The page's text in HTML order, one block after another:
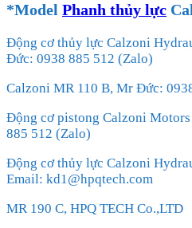
*Model Phanh thủy lực
Động cơ thủy lực Calzoni
Đức: 0938 885 512 (Zalo)
Calzoni MR 110 B, Mr Đức:
Động cơ pistong Calzoni
885 512 (Zalo)
Động cơ thủy lực Calzoni
Email: kd1@hpqtech.com
MR 190 C, HPQ TECH Co.,LTD